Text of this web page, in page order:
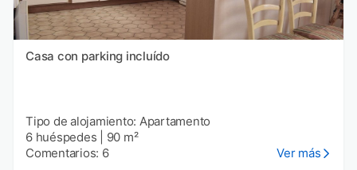
Casa con parking incluído
Tipo de alojamiento: Apartamento
6 huéspedes
90 m²
Comentarios: 6
Ver más